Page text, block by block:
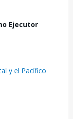
Ejecutor
y el Pacífico